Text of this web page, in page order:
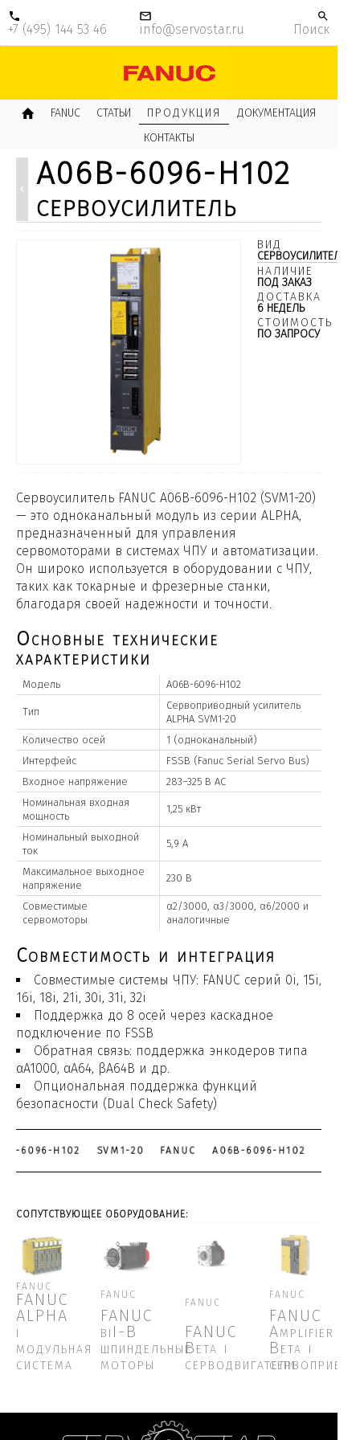
+7 (495) 144 53 46 info@servostar.ru Поиск
FANUC ПРОДУКЦИЯ ДОКУМЕНТАЦИЯ
СТАТЬИ
КОНТАКТЫ
A06B-6096-H102
сервоусилитель
ВИД
СЕРВОУСИЛИТЕЛИ
НАЛИЧИЕ
ПОД ЗАКАЗ
ДОСТАВКА
6 НЕДЕЛЬ
СТОИМОСТЬ
ПО ЗАПРОСУ
Сервоусилитель FANUC A06B-6096-H102 (SVM1-20)
— это одноканальный модуль из серии ALPHA,
предназначенный для управления
сервомоторами в системах ЧПУ и автоматизации.
Он широко используется в оборудовании с ЧПУ,
таких как токарные и фрезерные станки,
благодаря своей надежности и точности.
Основные технические
характеристики
Модель A06B-6096-H102
Тип
Сервоприводный усилитель
ALPHA SVM1-20
Количество осей
1 (одноканальный)
Интерфейс
FSSB (Fanuc Serial Servo Bus)
Входное напряжение
283–325 В AC
Номинальная входная
мощность
1,25 кВт
Номинальный выходной
ток
5,9 А
Максимальное выходное
напряжение
230 В
Совместимые
сервомоторы
α2/3000, α3/3000, α6/2000 и
аналогичные
Совместимость и интеграция
Совместимые системы ЧПУ: FANUC серий 0i, 15i,
16i, 18i, 21i, 30i, 31i, 32i
Поддержка до 8 осей через каскадное
подключение по FSSB
Обратная связь: поддержка энкодеров типа
αA1000, αA64, βA64B и др.
Опциональная поддержка функций
безопасности (Dual Check Safety)
6096-H102 SVM1-20 FANUC A06B-6096-H102
СОПУТСТВУЮЩЕЕ ОБОРУДОВАНИЕ:
FANUC
FANUC
ALPHA
i
модульная
система
FANUC
FANUC
βiI-B
шпиндельные
моторы
FANUC
FANUC
Beta i
серводвигатели
FANUC
FANUC
Amplifier
Beta i
сервопривод